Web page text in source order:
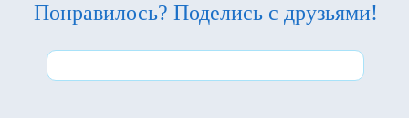
Понравилось? Поделись с друзьями!